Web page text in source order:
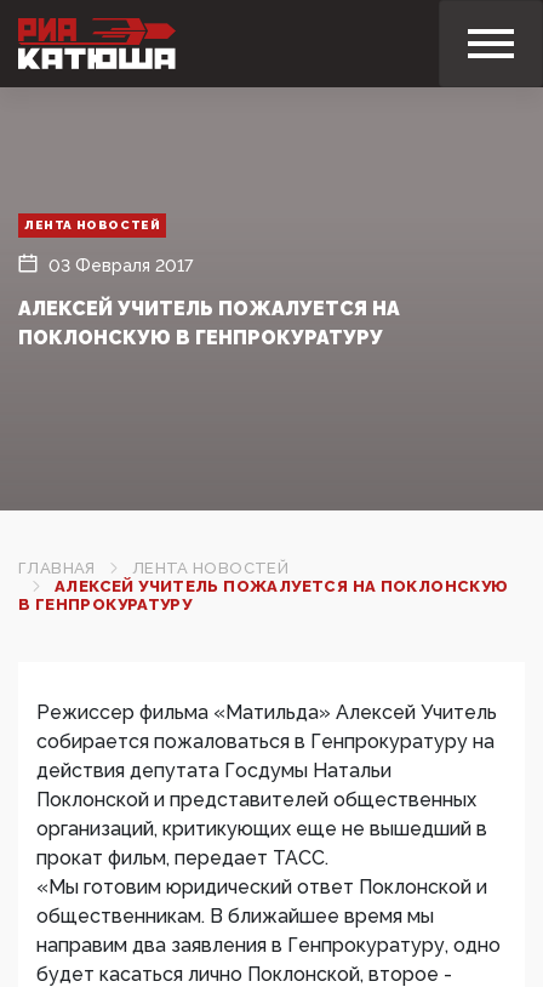
ЛЕНТА НОВОСТЕЙ
03 Февраля 2017
АЛЕКСЕЙ УЧИТЕЛЬ ПОЖАЛУЕТСЯ НА
ПОКЛОНСКУЮ В ГЕНПРОКУРАТУРУ‍
ГЛАВНАЯ
ЛЕНТА НОВОСТЕЙ
АЛЕКСЕЙ УЧИТЕЛЬ ПОЖАЛУЕТСЯ НА ПОКЛОНСКУЮ
В ГЕНПРОКУРАТУРУ‍
Режиссер фильма «Матильда» Алексей Учитель
собирается пожаловаться в Генпрокуратуру на
действия депутата Госдумы Натальи
Поклонской и представителей общественных
организаций, критикующих еще не вышедший в
прокат фильм, передает ТАСС.
«Мы готовим юридический ответ Поклонской и
общественникам. В ближайшее время мы
направим два заявления в Генпрокуратуру, одно
будет касаться лично Поклонской, второе -